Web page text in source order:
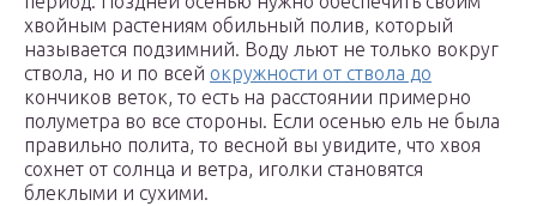
хвойным растениям обильный полив, который
называется подзимний. Воду льют не только вокруг
ствола, но и по всей окружности от ствола до
кончиков веток, то есть на расстоянии примерно
полуметра во все стороны. Если осенью ель не была
правильно полита, то весной вы увидите, что хвоя
сохнет от солнца и ветра, иголки становятся
блеклыми и сухими.